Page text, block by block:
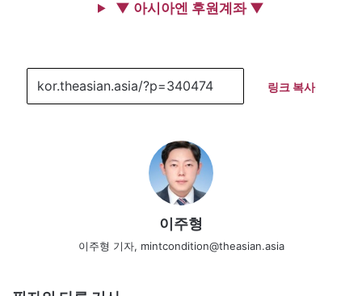
▼ 아시아엔 후원계좌 ▼
링크 복사
이주형
이주형 기자, mintcondition@theasian.asia